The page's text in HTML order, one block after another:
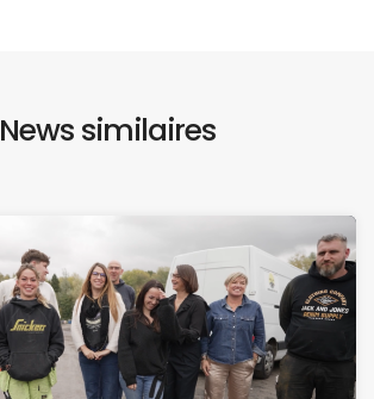
News similaires